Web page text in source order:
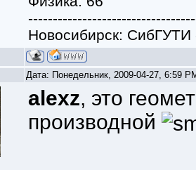
Новосибирск:
Дата: Понедельник, 2009-04-27, 6:59
alexz, это
производной